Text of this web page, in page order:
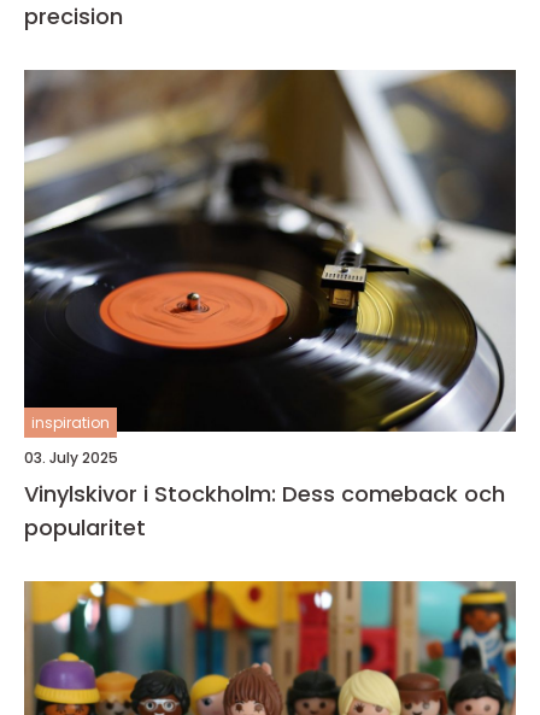
precision
inspiration
03. July 2025
Vinylskivor i Stockholm: Dess comeback och
popularitet